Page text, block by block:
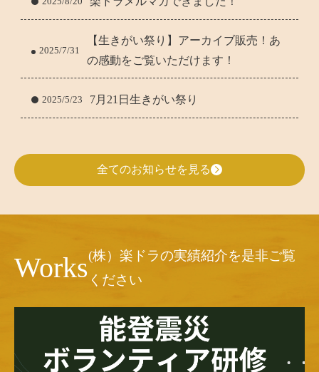
2025/7/31
【生きがい祭り】アーカイブ販売！あ
の感動をご覧いただけます！
2025/5/23 7月21日生きがい祭り
全てのお知らせを見る
Works(株）楽ドラの実績紹介を是非ご覧
ください